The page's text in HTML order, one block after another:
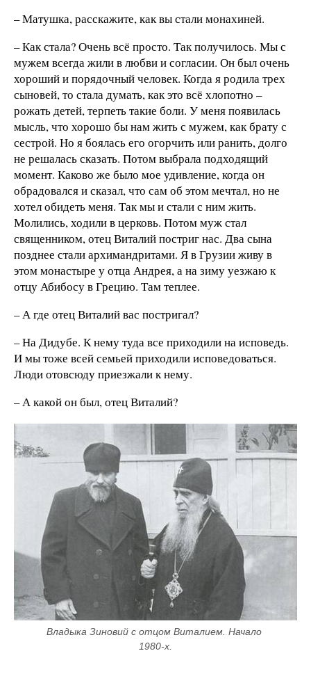
– Матушка, расскажите, как вы стали монахиней.
– Как стала? Очень всё просто. Так получилось. Мы с
мужем всегда жили в любви и согласии. Он был очень
хороший и порядочный человек. Когда я родила трех
сыновей, то стала думать, как это всё хлопотно –
рожать детей, терпеть такие боли. У меня появилась
мысль, что хорошо бы нам жить с мужем, как брату с
сестрой. Но я боялась его огорчить или ранить, долго
не решалась сказать. Потом выбрала подходящий
момент. Каково же было мое удивление, когда он
обрадовался и сказал, что сам об этом мечтал, но не
хотел обидеть меня. Так мы и стали с ним жить.
Молились, ходили в церковь. Потом муж стал
священником, отец Виталий постриг нас. Два сына
позднее стали архимандритами. Я в Грузии живу в
этом монастыре у отца Андрея, а на зиму уезжаю к
отцу Абибосу в Грецию. Там теплее.
– А где отец Виталий вас постригал?
– На Дидубе. К нему туда все приходили на исповедь.
И мы тоже всей семьей приходили исповедоваться.
Люди отовсюду приезжали к нему.
– А какой он был, отец Виталий?
Владыка Зиновий с отцом Виталием. Начало
1980-х.